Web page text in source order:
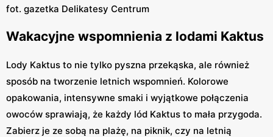
fot. gazetka Delikatesy Centrum
Wakacyjne wspomnienia z lodami Kaktus
Lody Kaktus to nie tylko pyszna przekąska, ale również
sposób na tworzenie letnich wspomnień. Kolorowe
opakowania, intensywne smaki i wyjątkowe połączenia
owoców sprawiają, że każdy lód Kaktus to mała przygoda.
Zabierz je ze sobą na plażę, na piknik, czy na letnią